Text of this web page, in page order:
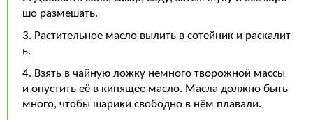
шо размешать.
3. Растительное масло вылить в сотейник и раскалит
ь.
4. Взять в чайную ложку немного творожной массы
и опустить её в кипящее масло. Масла должно быть
много, чтобы шарики свободно в нём плавали.